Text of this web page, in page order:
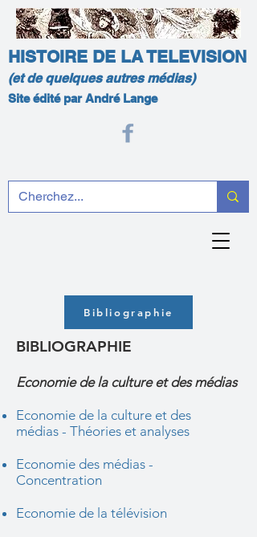
HISTOIRE DE LA TELEVISION
(et de quelques autres médias)
Site édité par André Lange
Bibliographie
BIBLIOGRAPHIE
Economie de la culture et des médias
Economie de la culture et des
médias - Théories et analyses
Economie des médias -
Concentration
Economie de la télévision